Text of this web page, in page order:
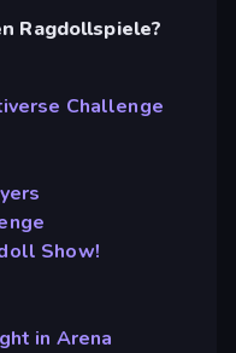
Ragdollspiele?
Challenge
Show!
in Arena